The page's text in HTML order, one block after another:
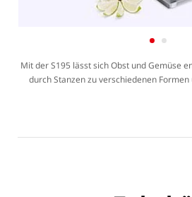
Mit der S195 lässt sich Obst und Gemüse
durch Stanzen zu verschiedenen